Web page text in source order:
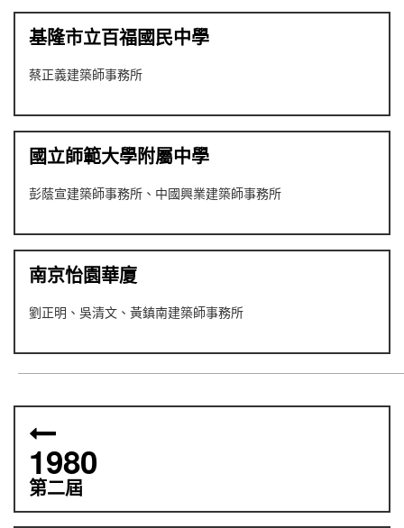
基隆市立百福國民中學
蔡正義建築師事務所
國立師範大學附屬中學
彭蔭宣建築師事務所、中國興業建築師事務所
南京怡園華廈
劉正明、吳清文、黃鎮南建築師事務所
1980
第二屆